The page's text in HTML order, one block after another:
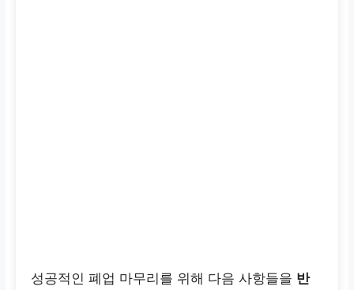
성공적인 폐업 마무리를 위해 다음 사항들을 반